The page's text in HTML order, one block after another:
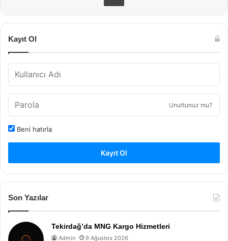
Kayıt Ol
Unuttunuz mu?
Beni hatırla
Kayıt Ol
Son Yazılar
Tekirdağ’da MNG Kargo Hizmetleri
Admin 9 Ağustos 2026